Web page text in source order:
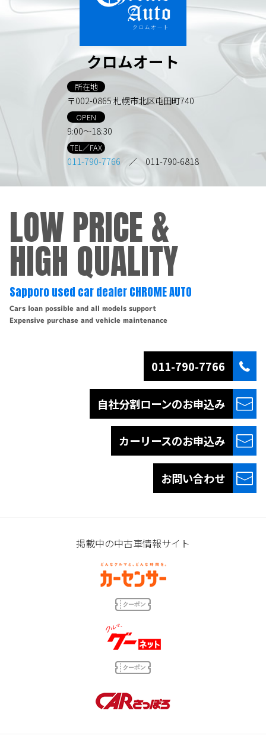
クロムオート
所在地
〒002-0865 札幌市北区屯田町740
OPEN
9:00～18:30
TEL／FAX
011-790-7766 ／ 011-790-6818
LOW PRICE &
HIGH QUALITY
Sapporo used car dealer CHROME AUTO
Cars loan possible and all models support
Expensive purchase and vehicle maintenance
011-790-7766
自社分割ローンのお申込み
カーリースのお申込み
お問い合わせ
掲載中の中古車情報サイト